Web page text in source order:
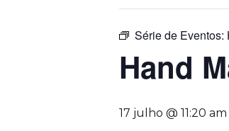
Série de Eventos:
Hand
17 julho @ 11:20 am